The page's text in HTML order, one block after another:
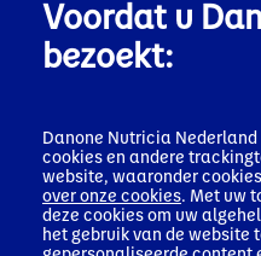
Bestanden toevoegen [5MB max -
Voordat u
bezoekt:
Danone Nutricia Nederland
cookies en andere
website, waaronder
over onze cookies. Met uw
deze cookies om uw
het gebruik van de website